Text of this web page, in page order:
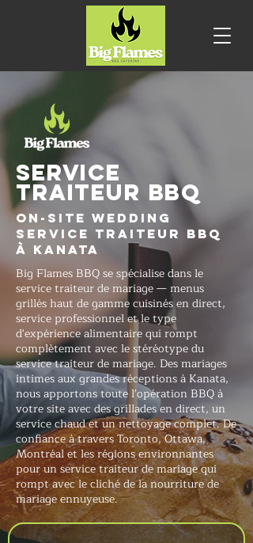
SERVICE
TRAITEUR BBQ
On-Site Wedding
Service traiteur BBQ
à Kanata
Big Flames BBQ se spécialise dans le
service traiteur de mariage — menus
grillés haut de gamme cuisinés en direct,
service professionnel et le type
d'expérience alimentaire qui rompt
complètement avec le stéréotype du
service traiteur de mariage. Des mariages
intimes aux grandes réceptions à Kanata,
nous apportons toute l'opération BBQ à
votre site avec des grillades en direct, un
service chaud et un nettoyage complet. De
confiance à travers Toronto, Ottawa,
Montréal et les régions environnantes
pour un service traiteur de mariage qui
rompt avec le cliché de la nourriture de
mariage ennuyeuse.